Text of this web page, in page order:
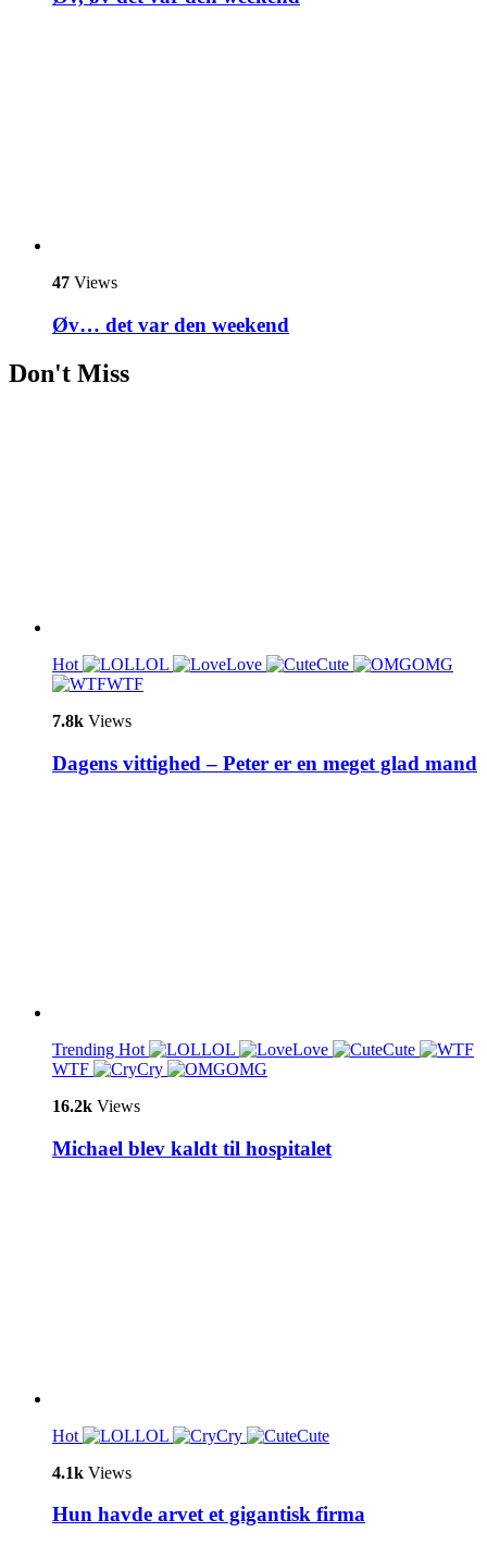
47 Views
Øv… det var den weekend
Don't Miss
Hot LOL Love Cute
OMG
WTF
7.8k Views
Dagens vittighed – Peter er en meget glad mand
Trending Hot LOL Love
Cute
WTF
Cry
OMG
16.2k Views
Michael blev kaldt til hospitalet
Hot LOL Cry
Cute
4.1k Views
Hun havde arvet et gigantisk firma